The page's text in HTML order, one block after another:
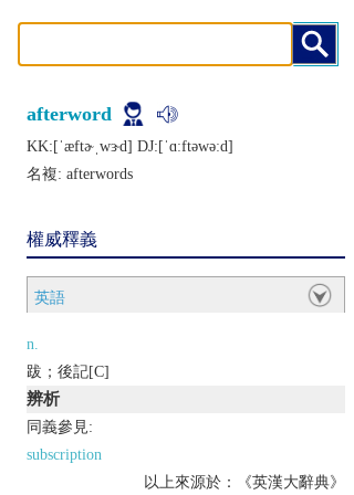
afterword
KK:[ˈæftɚˌwɝd] DJ:[ˈɑːftǝwǝːd]
名複: afterwords
權威釋義
英語
n.
跋；後記[C]
辨析
同義參見:
subscription
以上來源於：《英漢大辭典》